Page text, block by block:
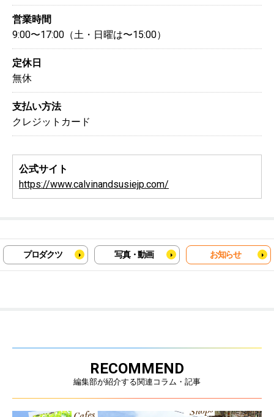
営業時間
9:00〜17:00（土・日曜は〜15:00）
定休日
無休
支払い方法
クレジットカード
公式サイト
https://www.calvinandsusiejp.com/
プロダクツ 写真・動画 お知らせ
RECOMMEND
編集部が紹介する関連コラム・記事